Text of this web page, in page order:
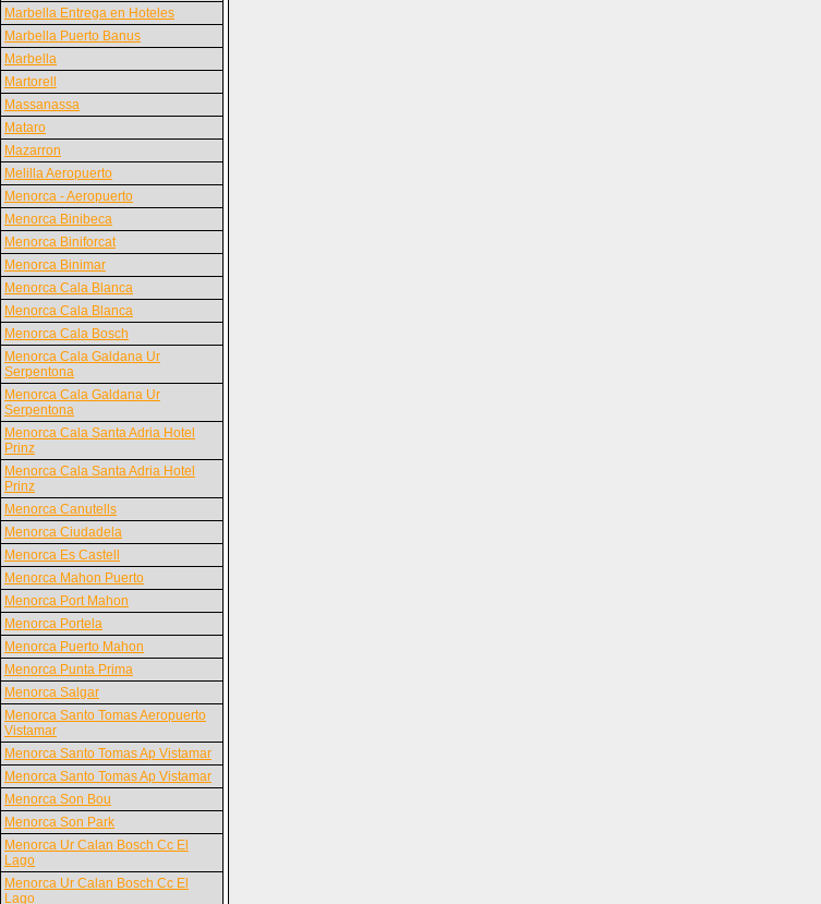
Marbella Entrega en Hoteles
Marbella Puerto Banus
Marbella
Martorell
Massanassa
Mataro
Mazarron
Melilla Aeropuerto
Menorca - Aeropuerto
Menorca Binibeca
Menorca Biniforcat
Menorca Binimar
Menorca Cala Blanca
Menorca Cala Blanca
Menorca Cala Bosch
Menorca Cala Galdana Ur
Serpentona
Menorca Cala Galdana Ur
Serpentona
Menorca Cala Santa Adria Hotel
Prinz
Menorca Cala Santa Adria Hotel
Prinz
Menorca Canutells
Menorca Ciudadela
Menorca Es Castell
Menorca Mahon Puerto
Menorca Port Mahon
Menorca Portela
Menorca Puerto Mahon
Menorca Punta Prima
Menorca Salgar
Menorca Santo Tomas Aeropuerto
Vistamar
Menorca Santo Tomas Ap Vistamar
Menorca Santo Tomas Ap Vistamar
Menorca Son Bou
Menorca Son Park
Menorca Ur Calan Bosch Cc El
Lago
Menorca Ur Calan Bosch Cc El
Lago